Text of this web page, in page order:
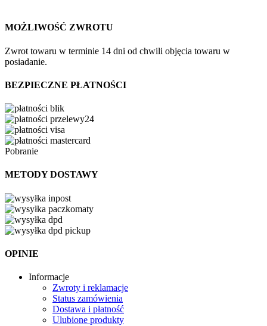
MOŻLIWOŚĆ ZWROTU
Zwrot towaru w terminie 14 dni od chwili objęcia towaru w
posiadanie.
BEZPIECZNE PŁATNOŚCI
Pobranie
METODY DOSTAWY
OPINIE
Informacje
Zwroty i reklamacje
Status zamówienia
Dostawa i płatność
Ulubione produkty